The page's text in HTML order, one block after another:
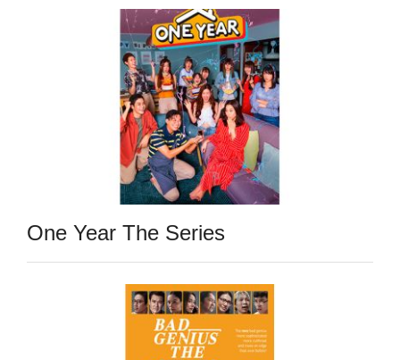
One Year The Series